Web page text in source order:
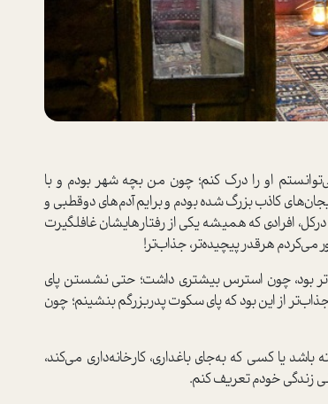
او را درک کنم؛ چون من بچه شهر بودم و با
کاذب بزرگ شده بودم و برایم آدم‌های دوقطبی و
افرادی که همیشه یکی از رفتار‌هایشان غافلگیرت
می‌کردم هرقدر پیچیده‌تر، جذاب‌تر!
بود، چون ا‌سترس بیشتری داشت؛ حتی نشستن پای
از این بود که پای سکوت پدربزرگم بنشینم؛ چون
یا کسی که به‌جای باغداری، کارخانه‌داری می‌کند،
زندگی خودم تعریف کنم.